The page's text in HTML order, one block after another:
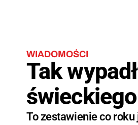
WIADOMOŚCI
Tak
To zestawienie co